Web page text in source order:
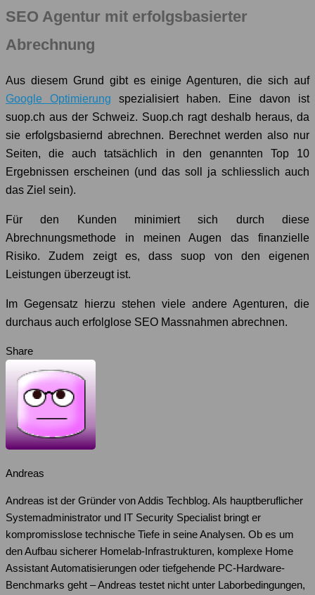
SEO Agentur mit erfolgsbasierter
Abrechnung
Aus diesem Grund gibt es einige Agenturen, die sich auf
Google Optimierung spezialisiert haben. Eine davon ist
suop.ch aus der Schweiz. Suop.ch ragt deshalb heraus, da
sie erfolgsbasiernd abrechnen. Berechnet werden also nur
Seiten, die auch tatsächlich in den genannten Top 10
Ergebnissen erscheinen (und das soll ja schliesslich auch
das Ziel sein).
Für den Kunden minimiert sich durch diese
Abrechnungsmethode in meinen Augen das finanzielle
Risiko. Zudem zeigt es, dass suop von den eigenen
Leistungen überzeugt ist.
Im Gegensatz hierzu stehen viele andere Agenturen, die
durchaus auch erfolglose SEO Massnahmen abrechnen.
Share
Andreas
Andreas ist der Gründer von Addis Techblog. Als hauptberuflicher
Systemadministrator und IT Security Specialist bringt er
kompromisslose technische Tiefe in seine Analysen. Ob es um
den Aufbau sicherer Homelab-Infrastrukturen, komplexe Home
Assistant Automatisierungen oder tiefgehende PC-Hardware-
Benchmarks geht – Andreas testet nicht unter Laborbedingungen,